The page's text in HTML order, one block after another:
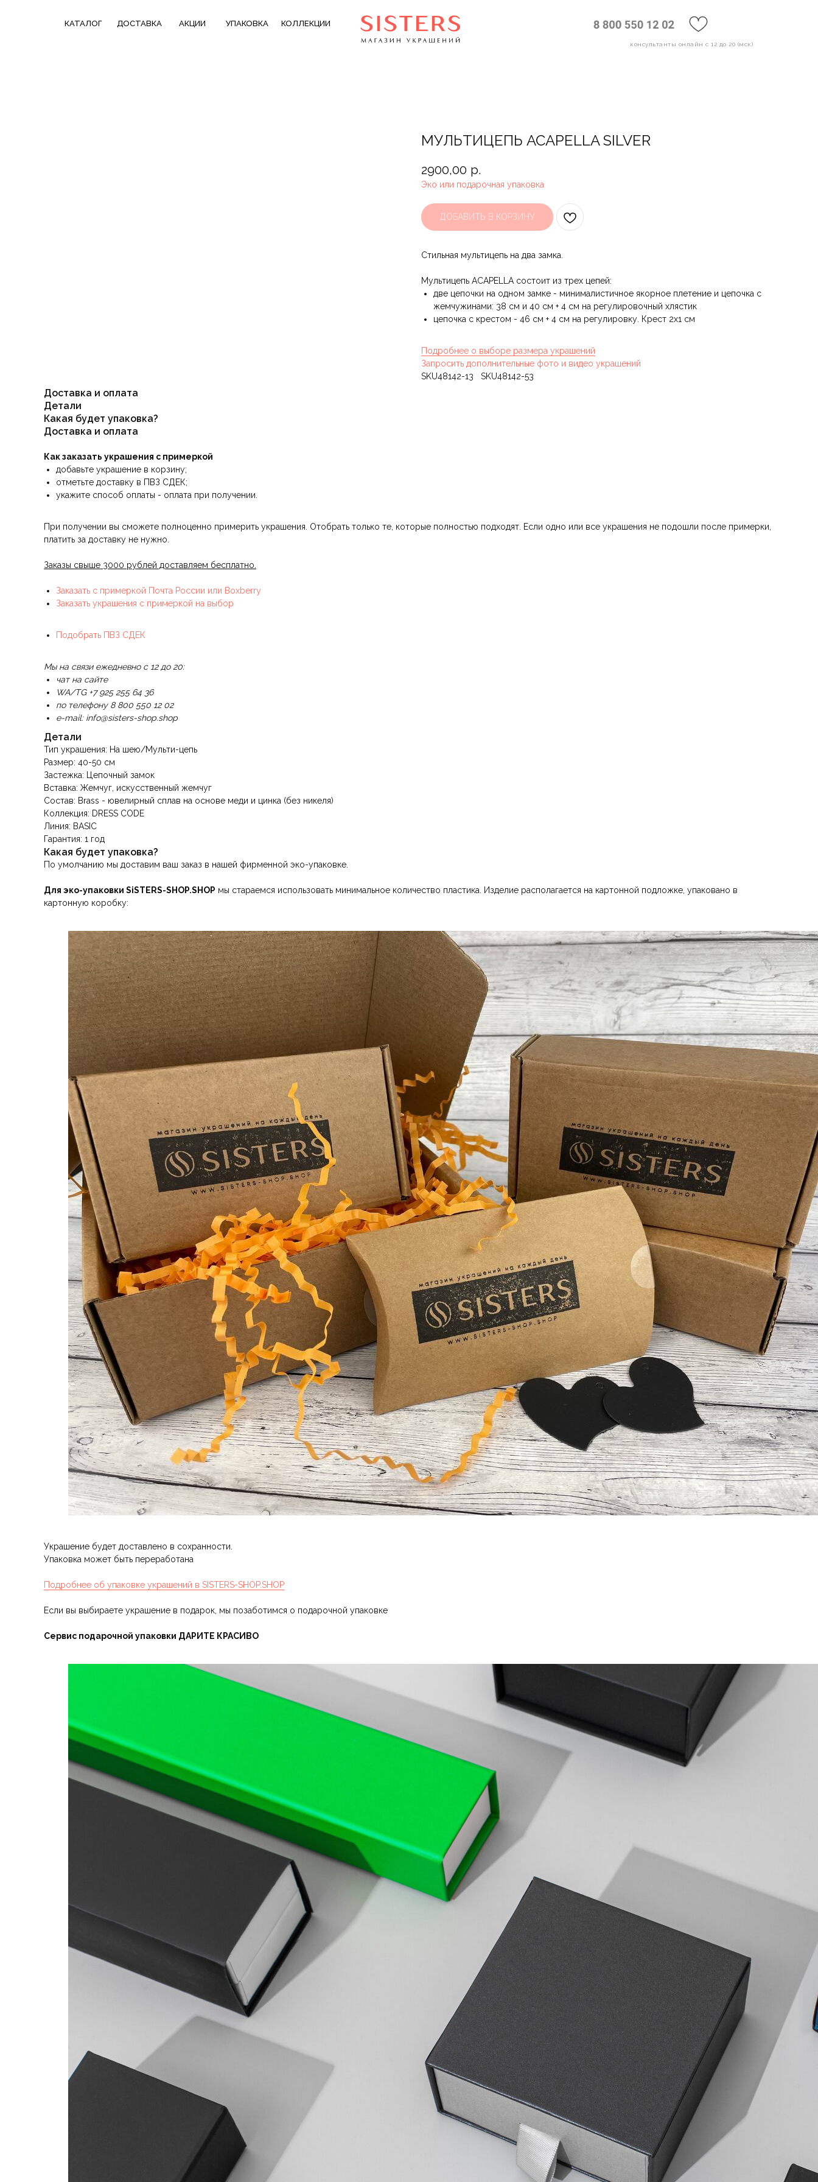
КАТАЛОГ УПАКОВКА КОЛЛЕКЦИИ
ДОСТАВКА
консультанты онлайн с 12 до 20 (мск)
АКЦИИ
МУЛЬТИЦЕПЬ ACAPELLA SILVER
2900,00 р.
Эко или подарочная упаковка
ДОБАВИТЬ В КОРЗИНУ
Стильная мультицепь на два замка.
Мультицепь ACAPELLA состоит из трех цепей:
две цепочки на одном замке - минималистичное якорное плетение и цепочка с
жемчужинами: 38 см и 40 см + 4 см на регулировочный хлястик
цепочка с крестом - 46 см + 4 см на регулировку. Крест 2x1 см
Подробнее о выборе размера украшений
Запросить дополнительные фото и видео украшений
SKU48142-13 SKU48142-53
Доставка и оплата
Детали
Какая будет упаковка?
Доставка и оплата
Как заказать украшения с примеркой
добавьте украшение в корзину;
отметьте доставку в ПВЗ СДЕК;
укажите способ оплаты - оплата при получении.
При получении вы сможете полноценно примерить украшения. Отобрать только те, которые полностью подходят. Если одно или все украшения не подошли после примерки,
платить за доставку не нужно.
Заказы свыше 3000 рублей доставляем бесплатно.
Заказать с примеркой Почта России или Boxberry
Заказать украшения с примеркой на выбор
Подобрать ПВЗ СДЕК
Мы на связи ежедневно с 12 до 20:
чат на сайте
WA/TG +7 925 255 64 36
по телефону 8 800 550 12 02
e-mail: info@sisters-shop.shop
Детали
Тип украшения: На шею/Мульти-цепь
Размер: 40-50 см
Застежка: Цепочный замок
Вставка: Жемчуг, искусственный жемчуг
Состав: Brass - ювелирный сплав на основе меди и цинка (без никеля)
Коллекция: DRESS CODE
Линия: BASIC
Гарантия: 1 год
Какая будет упаковка?
По умолчанию мы доставим ваш заказ в нашей фирменной эко-упаковке.
Для эко-упаковки SiSTERS-SHOP.SHOP мы стараемся использовать минимальное количество пластика. Изделие располагается на картонной подложке, упаковано в
картонную коробку:
Украшение будет доставлено в сохранности.
Упаковка может быть переработана
Подробнее об упаковке украшений в SISTERS-SHOP.SHOP
Если вы выбираете украшение в подарок, мы позаботимся о подарочной упаковке
Сервис подарочной упаковки ДАРИТЕ КРАСИВО